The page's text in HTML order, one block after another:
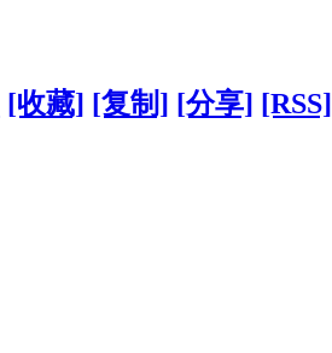
[收藏] [复制] [分享] [RSS]